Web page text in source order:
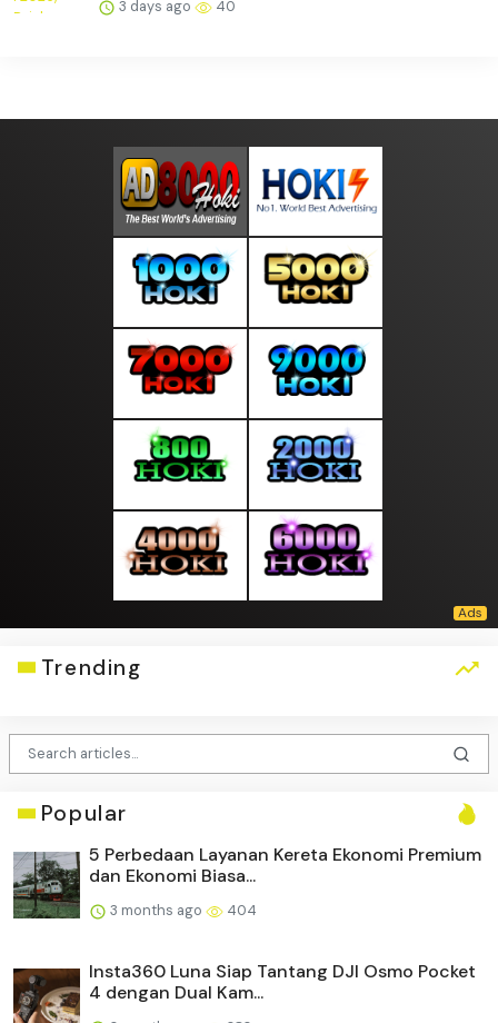
3 days ago 40
Trending
Popular
5 Perbedaan Layanan Kereta Ekonomi Premium
dan Ekonomi Biasa...
3 months ago 404
Insta360 Luna Siap Tantang DJI Osmo Pocket
4 dengan Dual Kam...